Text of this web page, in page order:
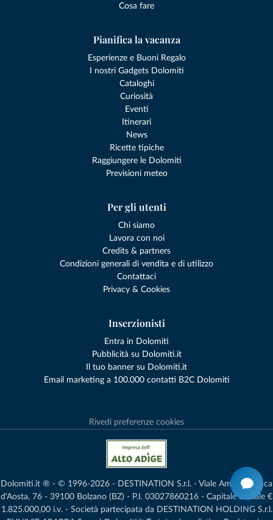
Cosa fare
Pianifica la vacanza
Esperienze e Buoni Regalo
I nostri Gadgets Dolomiti
Cataloghi
Curiosità
Eventi
Itinerari
News
Ricette tipiche
Raggiungere le Dolomiti
Previsioni meteo
Per gli utenti
Chi siamo
Lavora con noi
Credits & partners
Condizioni generali di vendita e di utilizzo
Contattaci
Privacy & Cookies
Inserzionisti
Entra in Dolomiti
Pubblicità su Dolomiti.it
Il tuo banner su Dolomiti.it
Email marketing a 100.000 contatti B2C Dolomiti
Rivedi preferenze cookies
Dolomiti.it ® - © 1996-2026 - DESTINATION S.r.l. - Viale Amedeo Duca
d'Aosta, 76 - 39100 Bolzano (BZ) - P.I. 03027860216 - Capitale Sociale €
1.825.000,00 i.v. - Società partecipata da DESTINATION HOLDING S.r.l.